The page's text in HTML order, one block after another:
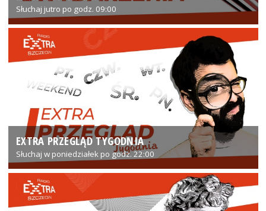
Słuchaj jutro po godz. 09:00
EXTRA PRZEGLĄD TYGODNIA
Słuchaj w poniedziałek po godz. 22:00